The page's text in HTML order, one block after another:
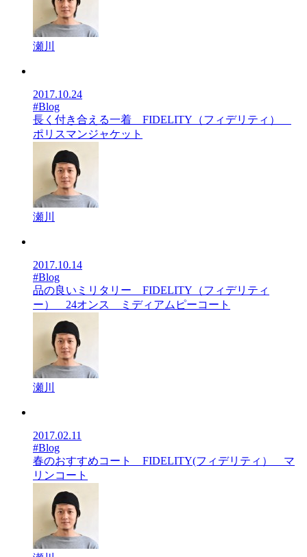
瀬川
2017.10.24
#Blog
長く付き合える一着 FIDELITY（フィデリティ）
ポリスマンジャケット
瀬川
2017.10.14
#Blog
品の良いミリタリー FIDELITY（フィデリティ
ー） 24オンス ミディアムピーコート
瀬川
2017.02.11
#Blog
春のおすすめコート FIDELITY(フィデリティ） マ
リンコート